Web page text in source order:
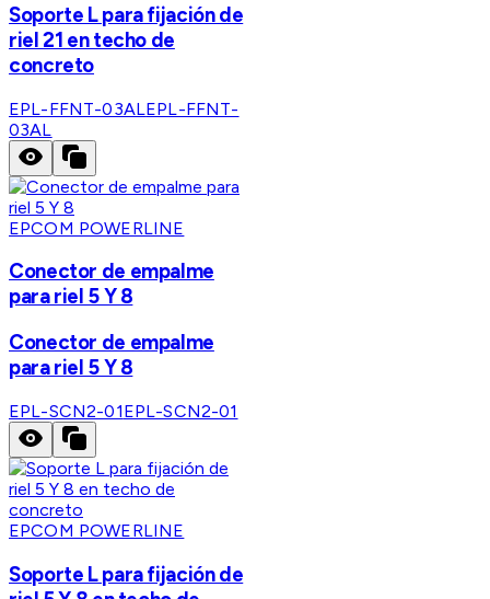
Soporte L para fijación de
riel 21 en techo de
concreto
EPL-FFNT-03ALEPL-FFNT-
03AL
EPCOM POWERLINE
Conector de empalme
para riel 5 Y 8
Conector de empalme
para riel 5 Y 8
EPL-SCN2-01EPL-SCN2-01
EPCOM POWERLINE
Soporte L para fijación de